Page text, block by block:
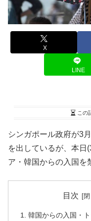
X
LINE
この
シンガポール政府が3
を出しているが、本日
ア・韓国からの入国を
目次
韓国からの入国・